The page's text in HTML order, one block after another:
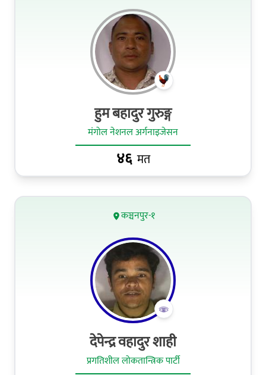
हुम बहादुर गुरुङ्ग
मंगोल नेशनल अर्गनाइजेसन
४६ मत
कञ्चनपुर-१
देपेन्द्र वहादुर शाही
प्रगतिशील लोकतान्त्रिक पार्टी